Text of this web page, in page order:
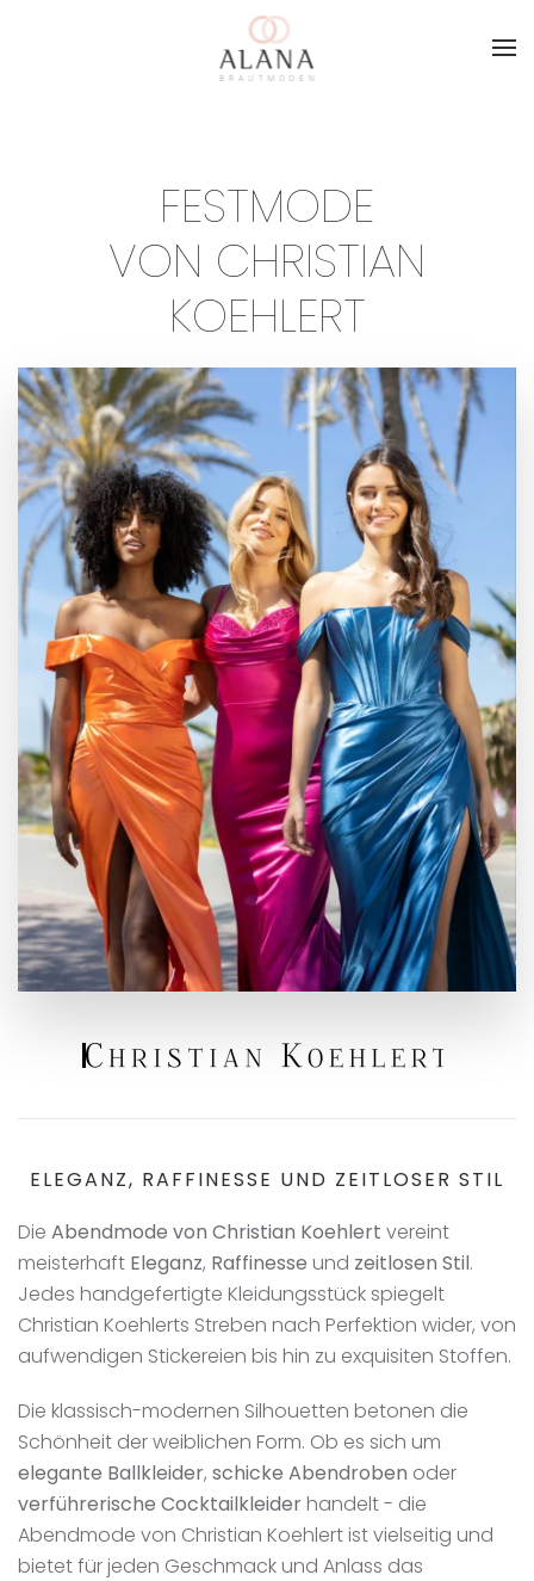
Skip to main content
FESTMODE
VON CHRISTIAN
KOEHLERT
ELEGANZ, RAFFINESSE UND ZEITLOSER STIL
Die Abendmode von Christian Koehlert vereint
meisterhaft Eleganz, Raffinesse und zeitlosen Stil.
Jedes handgefertigte Kleidungsstück spiegelt
Christian Koehlerts Streben nach Perfektion wider, von
aufwendigen Stickereien bis hin zu exquisiten Stoffen.
Die klassisch-modernen Silhouetten betonen die
Schönheit der weiblichen Form. Ob es sich um
elegante Ballkleider, schicke Abendroben oder
verführerische Cocktailkleider handelt - die
Abendmode von Christian Koehlert ist vielseitig und
bietet für jeden Geschmack und Anlass das